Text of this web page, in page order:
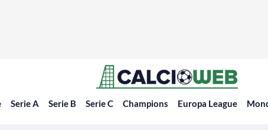
Serie A Serie B Serie C Champions Europa League